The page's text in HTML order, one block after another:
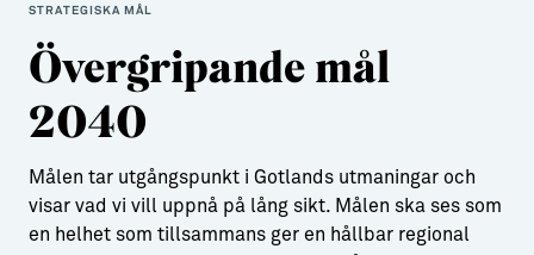
STRATEGISKA MÅL
Övergripande mål
2040
Målen tar utgångspunkt i Gotlands utmaningar och
visar vad vi vill uppnå på lång sikt. Målen ska ses som
en helhet som tillsammans ger en hållbar regional